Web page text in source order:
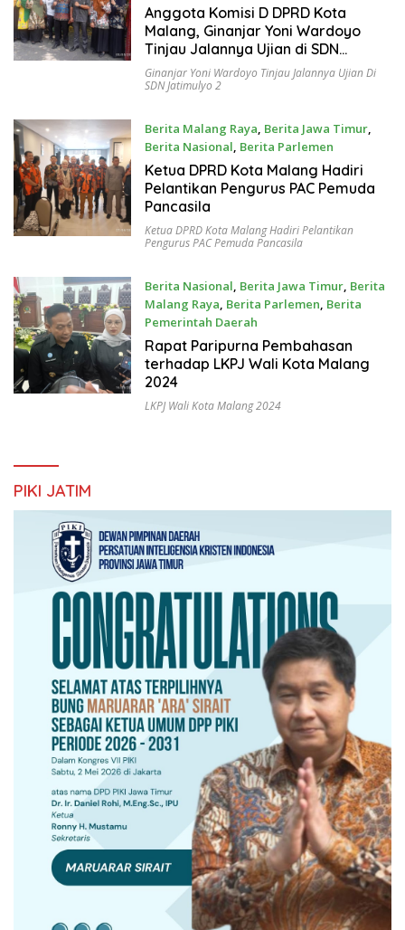
May 6, 2025
Anggota Komisi D DPRD Kota
Malang, Ginanjar Yoni Wardoyo
Tinjau Jalannya Ujian di SDN
Jatimulyo 2
Ginanjar Yoni Wardoyo Tinjau Jalannya Ujian Di
SDN Jatimulyo 2
Berita Malang Raya, Berita Jawa Timur,
Berita Nasional, Berita Parlemen
April 30, 2025
Ketua DPRD Kota Malang Hadiri
Pelantikan Pengurus PAC Pemuda
Pancasila
Ketua DPRD Kota Malang Hadiri Pelantikan
Pengurus PAC Pemuda Pancasila
Berita Nasional, Berita Jawa Timur, Berita
Malang Raya, Berita Parlemen, Berita
Pemerintah Daerah
April 17, 2025
Rapat Paripurna Pembahasan
terhadap LKPJ Wali Kota Malang
2024
LKPJ Wali Kota Malang 2024
PIKI JATIM